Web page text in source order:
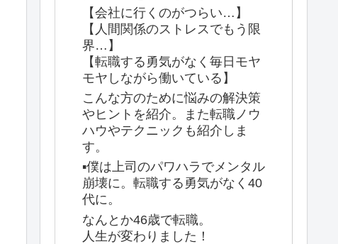
【会社に行くのがつらい…】
【人間関係のストレスでもう限
界…】
【転職する勇気がなく毎日モヤ
モヤしながら働いている】
こんな方のために悩みの解決策
やヒントを紹介。また転職ノウ
ハウやテクニックも紹介しま
す。
▪️僕は上司のパワハラでメンタル
崩壊に。転職する勇気がなく40
代に。
なんとか46歳で転職。
人生が変わりました！